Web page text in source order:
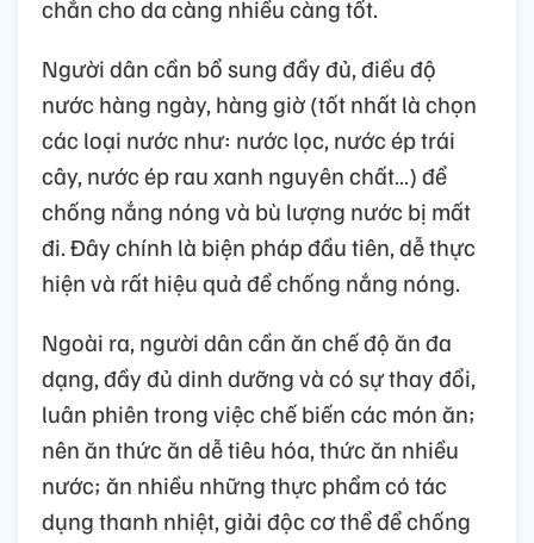
chắn cho da càng nhiều càng tốt.
Người dân cần bổ sung đầy đủ, điều độ
nước hàng ngày, hàng giờ (tốt nhất là chọn
các loại nước như: nước lọc, nước ép trái
cây, nước ép rau xanh nguyên chất…) để
chống nắng nóng và bù lượng nước bị mất
đi. Đây chính là biện pháp đầu tiên, dễ thực
hiện và rất hiệu quả để chống nắng nóng.
Ngoài ra, người dân cần ăn chế độ ăn đa
dạng, đầy đủ dinh dưỡng và có sự thay đổi,
luân phiên trong việc chế biến các món ăn;
nên ăn thức ăn dễ tiêu hóa, thức ăn nhiều
nước; ăn nhiều những thực phẩm có tác
dụng thanh nhiệt, giải độc cơ thể để chống